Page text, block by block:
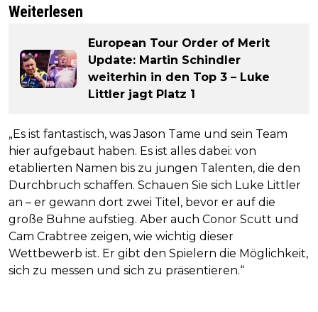
Weiterlesen
European Tour Order of Merit
Update: Martin Schindler
weiterhin in den Top 3 – Luke
Littler jagt Platz 1
„Es ist fantastisch, was Jason Tame und sein Team
hier aufgebaut haben. Es ist alles dabei: von
etablierten Namen bis zu jungen Talenten, die den
Durchbruch schaffen. Schauen Sie sich Luke Littler
an – er gewann dort zwei Titel, bevor er auf die
große Bühne aufstieg. Aber auch Conor Scutt und
Cam Crabtree zeigen, wie wichtig dieser
Wettbewerb ist. Er gibt den Spielern die Möglichkeit,
sich zu messen und sich zu präsentieren.“